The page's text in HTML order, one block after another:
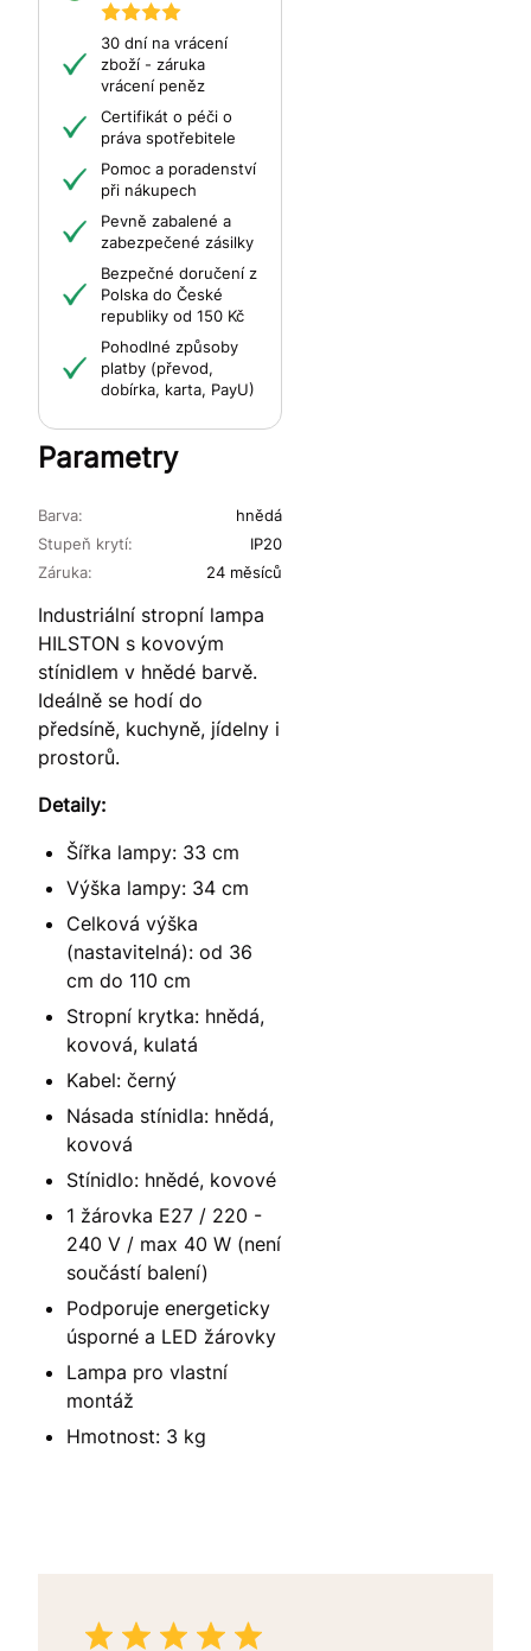
30 dní na vrácení
zboží - záruka
vrácení peněz
Certifikát o péči o
práva spotřebitele
Pomoc a poradenství
při nákupech
Pevně zabalené a
zabezpečené zásilky
Bezpečné doručení z
Polska do České
republiky od 150 Kč
Pohodlné způsoby
platby (převod,
dobírka, karta, PayU)
Parametry
Barva:
hnědá
Stupeň krytí:
IP20
Záruka:
24 měsíců
Industriální stropní lampa
HILSTON s kovovým
stínidlem v hnědé barvě.
Ideálně se hodí do
předsíně, kuchyně, jídelny i
prostorů.
Detaily:
Šířka lampy: 33 cm
Výška lampy: 34 cm
Celková výška
(nastavitelná): od 36
cm do 110 cm
Stropní krytka: hnědá,
kovová, kulatá
Kabel: černý
Násada stínidla: hnědá,
kovová
Stínidlo: hnědé, kovové
1 žárovka E27 / 220 -
240 V / max 40 W (není
součástí balení)
Podporuje energeticky
úsporné a LED žárovky
Lampa pro vlastní
montáž
Hmotnost: 3 kg